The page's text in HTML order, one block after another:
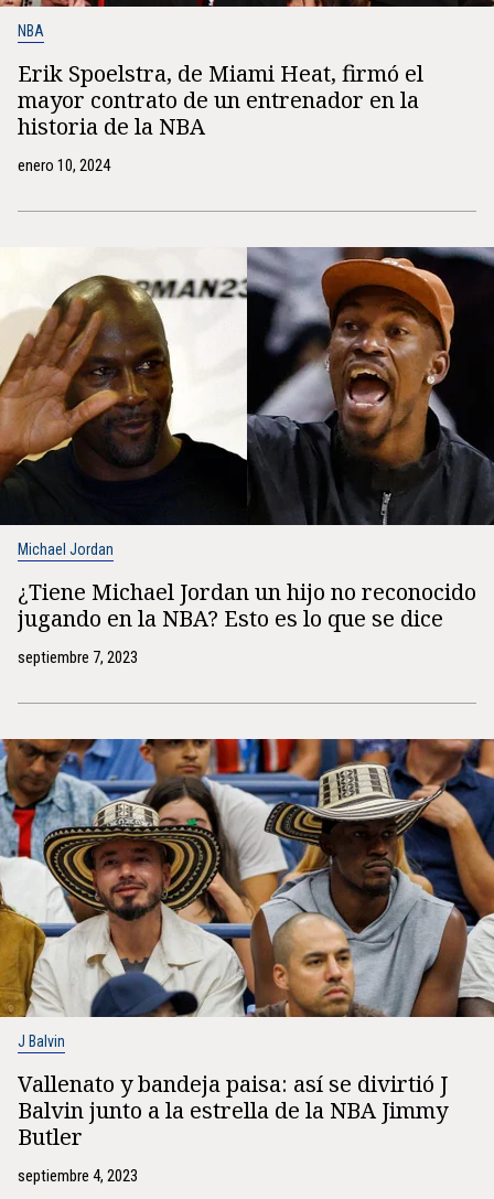
NBA
Erik Spoelstra, de Miami Heat, firmó el
mayor contrato de un entrenador en la
historia de la NBA
enero 10, 2024
Michael Jordan
¿Tiene Michael Jordan un hijo no reconocido
jugando en la NBA? Esto es lo que se dice
septiembre 7, 2023
J Balvin
Vallenato y bandeja paisa: así se divirtió J
Balvin junto a la estrella de la NBA Jimmy
Butler
septiembre 4, 2023